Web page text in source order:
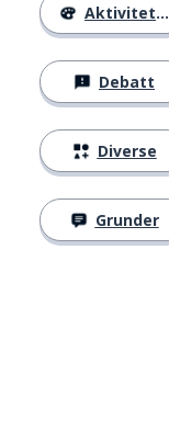
Aktiviteter
Debatt
Diverse
Grunder